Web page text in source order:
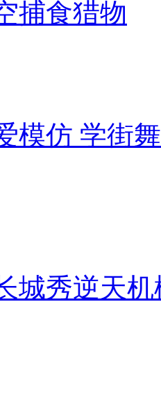
捕食猎物
模仿 学街
城秀逆天机